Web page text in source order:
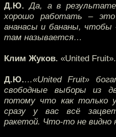
Д.Ю. Да, а в
хорошо работать – это
ананасы и бананы, чтобы
там называется…
Клим Жуков. «United Fruit».
Д.Ю.…«United Fruit»
свободные выборы из
потому что как только
сразу у вас всё
ракетой. Что-то не видно